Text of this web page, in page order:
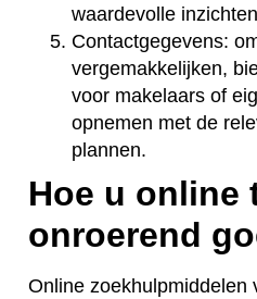
waardevolle
Contactgegevens:
vergemakkelijken,
voor makelaars of
opnemen met de
plannen.
Hoe u online
onroerend
Online zoekhulpmiddelen